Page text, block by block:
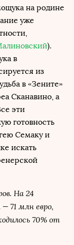
на родине
уже
).
в
из
в «Зените»
Сканавино, а
эти
готовность
Семаку и
искать
На 24
71 млн евро,
70% от